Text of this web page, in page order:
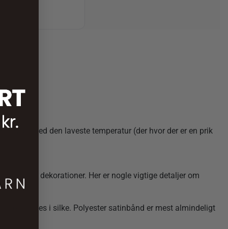
ved den laveste temperatur (der hvor der er en prik
og dekorationer. Her er nogle vigtige detaljer om
findes i silke. Polyester satinbånd er mest almindeligt